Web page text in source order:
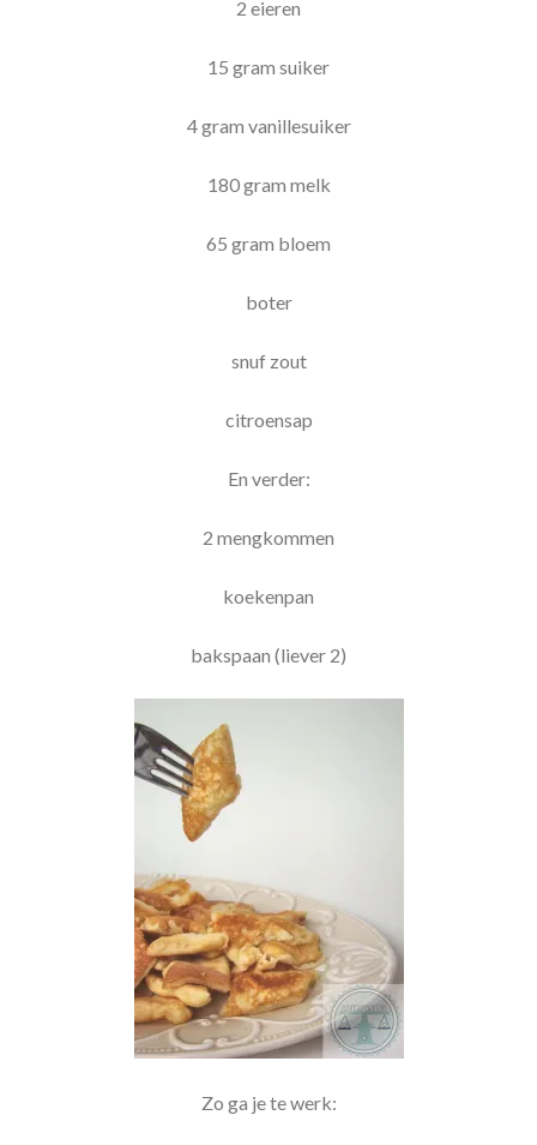
2 eieren
15 gram suiker
4 gram vanillesuiker
180 gram melk
65 gram bloem
boter
snuf zout
citroensap
En verder:
2 mengkommen
koekenpan
bakspaan (liever 2)
Zo ga je te werk: